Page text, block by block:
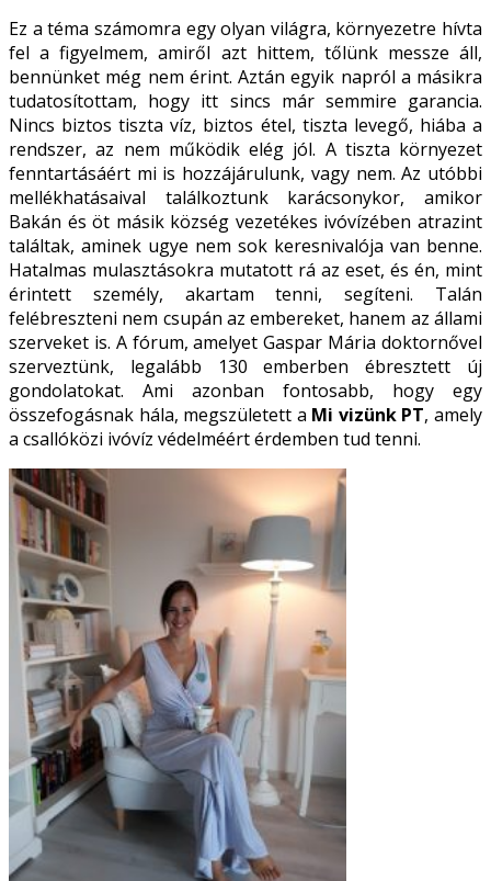
Ez a téma számomra egy olyan világra, környezetre hívta
fel a figyelmem, amiről azt hittem, tőlünk messze áll,
bennünket még nem érint. Aztán egyik napról a másikra
tudatosítottam, hogy itt sincs már semmire garancia.
Nincs biztos tiszta víz, biztos étel, tiszta levegő, hiába a
rendszer, az nem működik elég jól. A tiszta környezet
fenntartásáért mi is hozzájárulunk, vagy nem. Az utóbbi
mellékhatásaival találkoztunk karácsonykor, amikor
Bakán és öt másik község vezetékes ivóvízében atrazint
találtak, aminek ugye nem sok keresnivalója van benne.
Hatalmas mulasztásokra mutatott rá az eset, és én, mint
érintett személy, akartam tenni, segíteni. Talán
felébreszteni nem csupán az embereket, hanem az állami
szerveket is. A fórum, amelyet Gaspar Mária doktornővel
szerveztünk, legalább 130 emberben ébresztett új
gondolatokat. Ami azonban fontosabb, hogy egy
összefogásnak hála, megszületett a Mi vizünk PT, amely
a csallóközi ivóvíz védelméért érdemben tud tenni.